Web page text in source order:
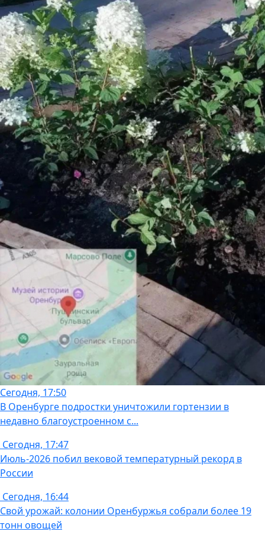
Сегодня, 17:50
В Оренбурге подростки уничтожили гортензии в
недавно благоустроенном с...
Сегодня, 17:47
Июль-2026 побил вековой температурный рекорд в
России
Сегодня, 16:44
Свой урожай: колонии Оренбуржья собрали более 19
тонн овощей